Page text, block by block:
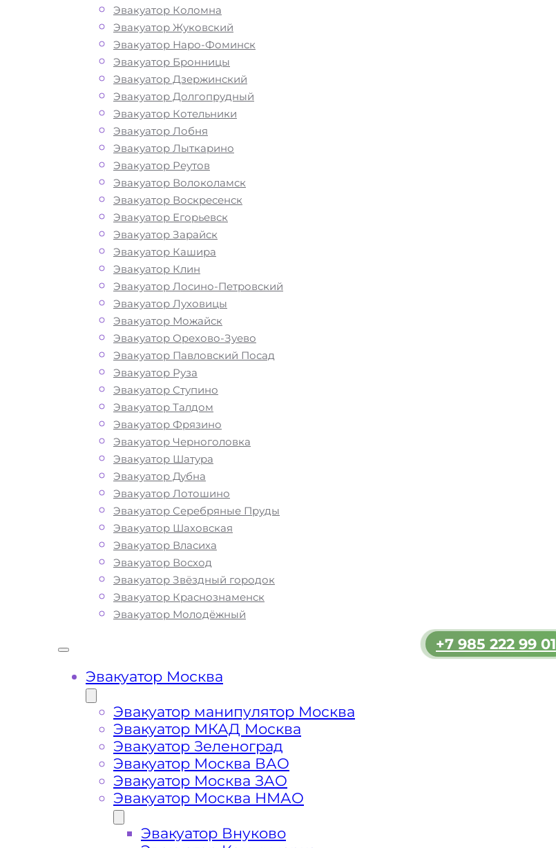
Эвакуатор Коломна
Эвакуатор Жуковский
Эвакуатор Наро-Фоминск
Эвакуатор Бронницы
Эвакуатор Дзержинский
Эвакуатор Долгопрудный
Эвакуатор Котельники
Эвакуатор Лобня
Эвакуатор Лыткарино
Эвакуатор Реутов
Эвакуатор Волоколамск
Эвакуатор Воскресенск
Эвакуатор Егорьевск
Эвакуатор Зарайск
Эвакуатор Кашира
Эвакуатор Клин
Эвакуатор Лосино-Петровский
Эвакуатор Луховицы
Эвакуатор Можайск
Эвакуатор Орехово-Зуево
Эвакуатор Павловский Посад
Эвакуатор Руза
Эвакуатор Ступино
Эвакуатор Талдом
Эвакуатор Фрязино
Эвакуатор Черноголовка
Эвакуатор Шатура
Эвакуатор Дубна
Эвакуатор Лотошино
Эвакуатор Серебряные Пруды
Эвакуатор Шаховская
Эвакуатор Власиха
Эвакуатор Восход
Эвакуатор Звёздный городок
Эвакуатор Краснознаменск
Эвакуатор Молодёжный
Эвакуатор Москва
Эвакуатор манипулятор Москва
Эвакуатор МКАД Москва
Эвакуатор Зеленоград
Эвакуатор Москва ВАО
Эвакуатор Москва ЗАО
Эвакуатор Москва НМАО
Эвакуатор Внуково
+7 985 222 99 01
Как перевезти
авто в районе
Некрасовка
Москва?
Перевозка автомобиля по району
Некрасовка в ЮВАО эвакуатором «МОБИ»
дешево, круглосуточно и срочно – это
возможность быстро и без лишних затрат
решить возникшие на дороге проблемы с
автомобилем. Мы рады предложить вам
свои услуги по вызову автоэвакуатора.
Звоните по телефону — у нас вы найдете
все, что нужно для оперативной и
безопасной эвакуации вашего авто:
доступные цены, круглосуточную связь и
профессиональных водителей с большим
опытом работы. Мы предлагаем
эвакуатора на дороге по низкой стоимости.
Наша компания имеет большой опыт в
сфере транспортировки и гарантирует
качество услуг эвакуации в районе
Некрасовка Москва. Мы используем только
современное оборудование и технику, что
позволяет срочно и безопасно эвакуировать
ваш автомобиль с Московских,
Подмосковных шоссе, автотрасс и
автомагистралей в ЮВАО при поломке
транспортного средства или ДТП. Вы всегда
можете ознакомиться с полным списком